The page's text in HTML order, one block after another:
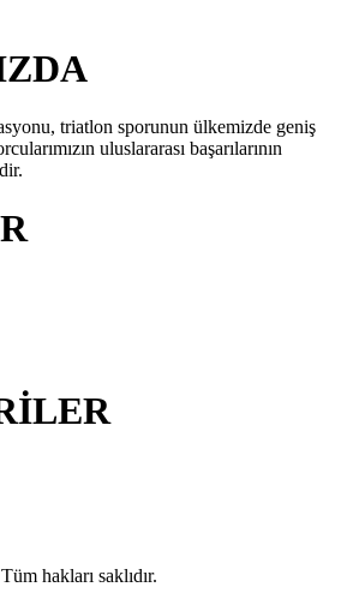
triatlon sporunun ülkemizde geniş
uluslararası başarılarının
hakları saklıdır.